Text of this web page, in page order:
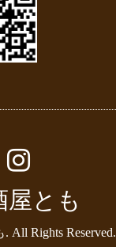
屋とも
. All Rights Reserved.